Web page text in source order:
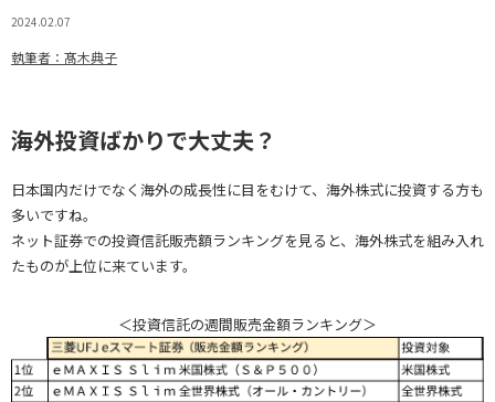
2024.02.07
執筆者：髙木典子
海外投資ばかりで大丈夫？
日本国内だけでなく海外の成長性に目をむけて、海外株式に投資する方も
多いですね。
ネット証券での投資信託販売額ランキングを見ると、海外株式を組み入れ
たものが上位に来ています。
＜投資信託の週間販売金額ランキング＞